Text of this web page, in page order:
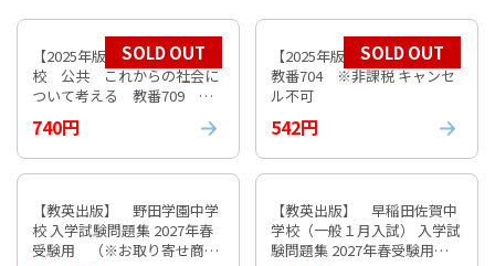
【2025年版】 数研 高等学
校 公共 これからの社会に
ついて考える 教番709 ※
非課税 キャンセル不可
740円
SOLD OUT
【2025年版】 数研 倫理
教番704 ※非課税 キャンセ
ル不可
542円
SOLD OUT
【教英出版】 野田学園中学
校 入学試験問題集 2027年春
受験用 （※お取り寄せ商
【教英出版】 早稲田佐賀中
学校（一般１月入試） 入学試
験問題集 2027年春受験用